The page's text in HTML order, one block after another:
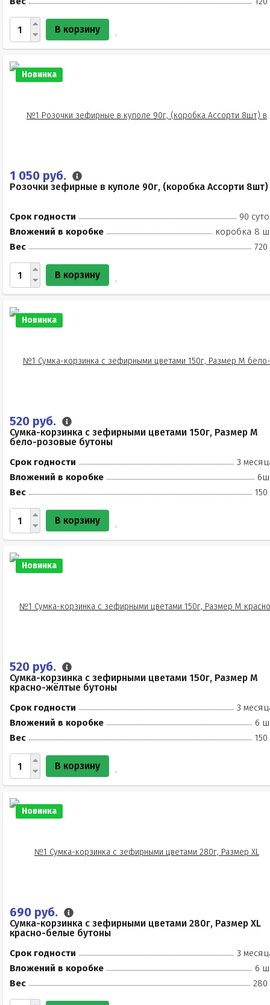
В корзину
Новинка
1 050 руб.
Розочки зефирные в куполе 90г, (коробка Ассорти 8шт)
Срок годности
90
Вложений в коробке
коробка 8
Вес
720
В корзину
Новинка
520 руб.
Сумка-корзинка с зефирными цветами 150г, Размер М
бело-розовые бутоны
Срок годности
3
Вложений в коробке
Вес
150
В корзину
Новинка
520 руб.
Сумка-корзинка с зефирными цветами 150г, Размер М
красно-жёлтые бутоны
Срок годности
3
Вложений в коробке
6
Вес
150
В корзину
Новинка
690 руб.
Сумка-корзинка с зефирными цветами 280г, Размер XL
красно-белые бутоны
Срок годности
3
Вложений в коробке
6
Вес
280